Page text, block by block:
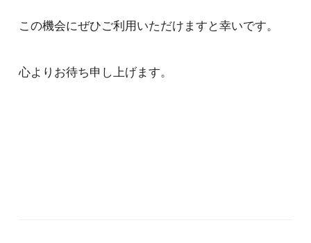
この機会にぜひご利用いただけますと幸いです。
心よりお待ち申し上げます。